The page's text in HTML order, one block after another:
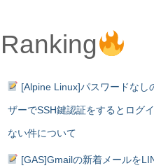
Ranking
[Alpine Linux]パスワードなし
ザーでSSH鍵認証をするとログ
ない件について
[GAS]Gmailの新着メールを